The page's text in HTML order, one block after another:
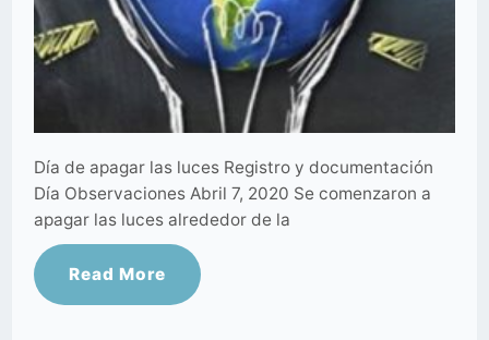
Día de apagar las luces Registro y documentación
Día Observaciones Abril 7, 2020 Se comenzaron a
apagar las luces alrededor de la
Read More